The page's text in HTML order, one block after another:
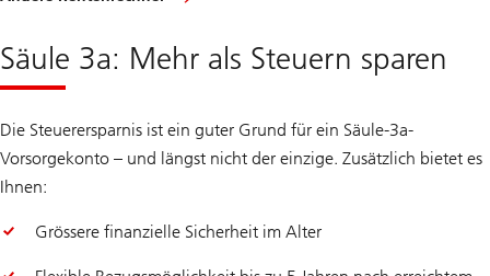
Säule 3a: Mehr als Steuern sparen
Die Steuerersparnis ist ein guter Grund für ein Säule-3a-
Vorsorgekonto – und längst nicht der einzige. Zusätzlich bietet es
Ihnen:
Grössere finanzielle Sicherheit im Alter